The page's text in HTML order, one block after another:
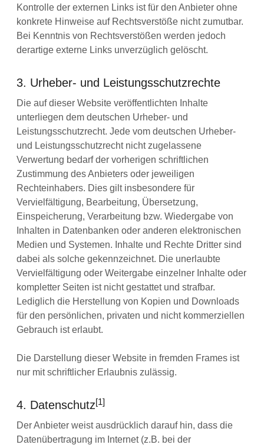
Kontrolle der externen Links ist für den Anbieter ohne
konkrete Hinweise auf Rechtsverstöße nicht zumutbar.
Bei Kenntnis von Rechtsverstößen werden jedoch
derartige externe Links unverzüglich gelöscht.
3. Urheber- und Leistungsschutzrechte
Die auf dieser Website veröffentlichten Inhalte
unterliegen dem deutschen Urheber- und
Leistungsschutzrecht. Jede vom deutschen Urheber-
und Leistungsschutzrecht nicht zugelassene
Verwertung bedarf der vorherigen schriftlichen
Zustimmung des Anbieters oder jeweiligen
Rechteinhabers. Dies gilt insbesondere für
Vervielfältigung, Bearbeitung, Übersetzung,
Einspeicherung, Verarbeitung bzw. Wiedergabe von
Inhalten in Datenbanken oder anderen elektronischen
Medien und Systemen. Inhalte und Rechte Dritter sind
dabei als solche gekennzeichnet. Die unerlaubte
Vervielfältigung oder Weitergabe einzelner Inhalte oder
kompletter Seiten ist nicht gestattet und strafbar.
Lediglich die Herstellung von Kopien und Downloads
für den persönlichen, privaten und nicht kommerziellen
Gebrauch ist erlaubt.
Die Darstellung dieser Website in fremden Frames ist
nur mit schriftlicher Erlaubnis zulässig.
4. Datenschutz[1]
Der Anbieter weist ausdrücklich darauf hin, dass die
Datenübertragung im Internet (z.B. bei der